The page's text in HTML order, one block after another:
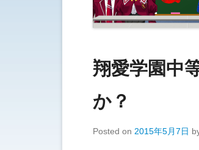
翔愛学園中
か？
Posted on 2015年5月7日